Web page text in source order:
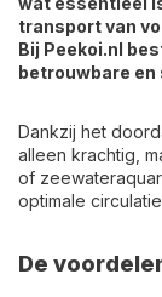
transport van
Bij Peekoi.nl
betrouwbare en
Dankzij het
alleen krachtig,
of
optimale
De